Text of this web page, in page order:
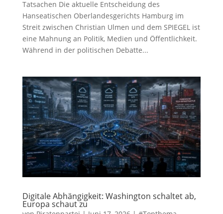
Tatsachen Die aktuelle Entscheidung des
Hanseatischen Oberlandesgerichts Hamburg im
Streit zwischen Christian Ulmen und dem SPIEGEL ist
eine Mahnung an Politik, Medien und Öffentlichkeit.
Während in der politischen Debatte...
Digitale Abhängigkeit: Washington schaltet ab,
Europa schaut zu